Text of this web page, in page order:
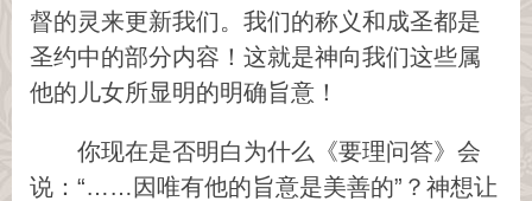
督的灵来更新我们。我们的称义和成圣都是
圣约中的部分内容！这就是神向我们这些属
他的儿女所显明的明确旨意！
你现在是否明白为什么《要理问答》会
说：“……因唯有他的旨意是美善的”？神想让